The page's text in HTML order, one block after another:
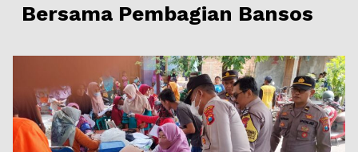
Bersama Pembagian Bansos